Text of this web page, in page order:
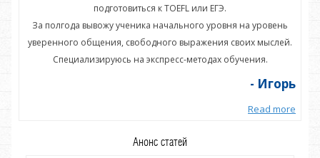
подготовиться к TOEFL или ЕГЭ.
За полгода вывожу ученика начального уровня на уровень
уверенного общения, свободного выражения своих мыслей.
Специализируюсь на экспресс-методах обучения.
- Игорь
Read more
Анонс статей